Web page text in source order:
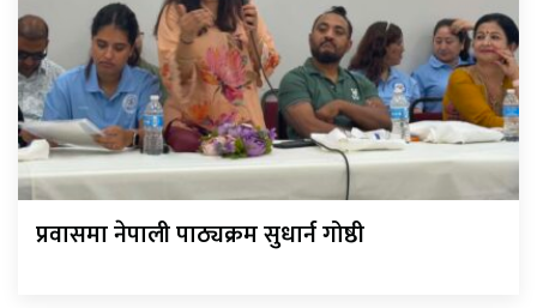
प्रवासमा नेपाली पाठ्यक्रम सुधार्न गोष्ठी